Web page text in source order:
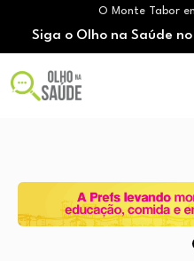
O Monte Tabor
Mitos sobre a
Insanidade
Lei prorroga uso
Brasil registra alta
Siga o Olho na Saúde